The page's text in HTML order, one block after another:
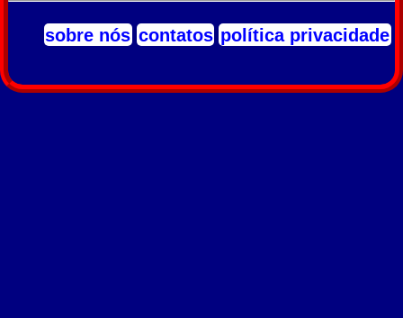
sobre nós contatos política privacidade